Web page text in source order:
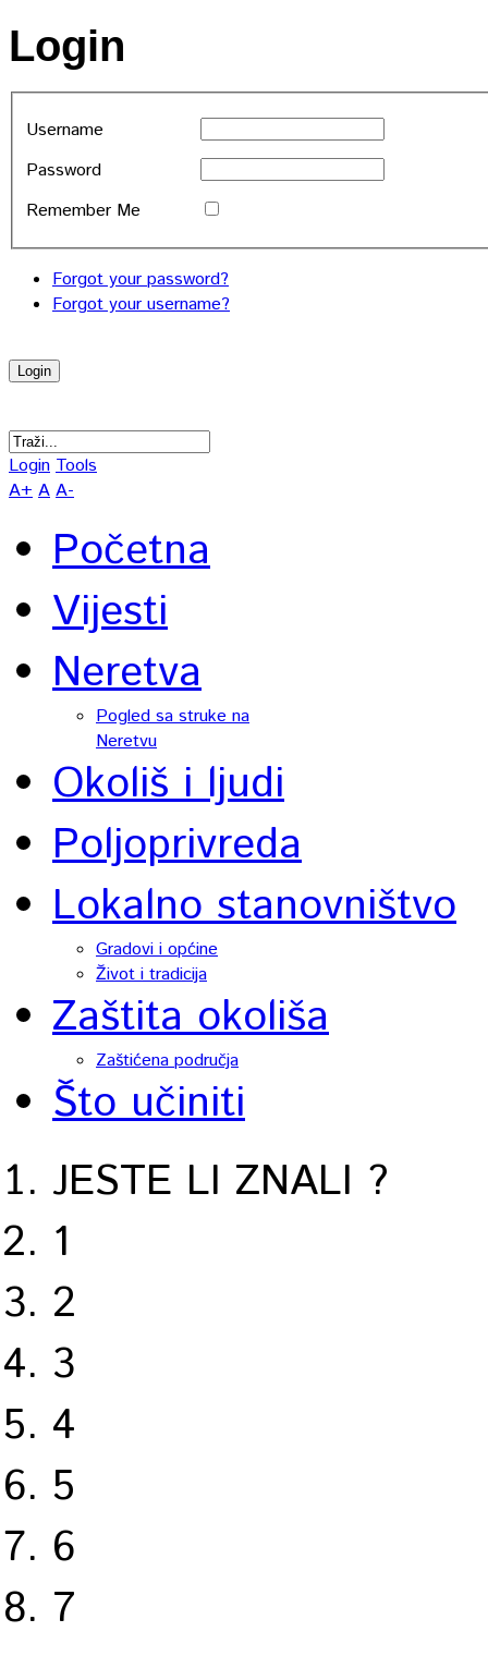
Login
Username
Password
Remember Me
Forgot your password?
Forgot your username?
Login Tools
A+ A A-
Početna
Vijesti
Neretva
Pogled sa struke na
Neretvu
Okoliš i ljudi
Poljoprivreda
Lokalno stanovništvo
Gradovi i općine
Život i tradicija
Zaštita okoliša
Zaštićena područja
Što učiniti
JESTE LI ZNALI ?
1
2
3
4
5
6
7